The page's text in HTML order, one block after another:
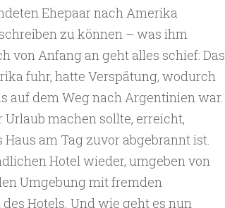
Ehepaar nach Amerika
zu können – was ihm
von Anfang an geht alles schief: Das
fuhr, hatte Verspätung, wodurch
auf dem Weg nach Argentinien war.
Urlaub machen sollte, erreicht,
am Tag zuvor abgebrannt ist.
Hotel wieder, umgeben von
Umgebung mit fremden
Hotels. Und wie geht es nun